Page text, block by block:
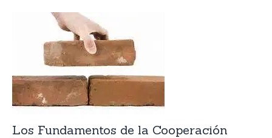
Los Fundamentos de la Cooperación